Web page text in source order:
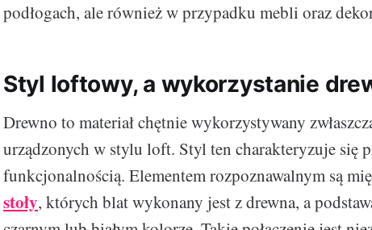
podłogach, ale również w przypadku mebli oraz
Styl loftowy, a wykorzystanie
Drewno to materiał chętnie wykorzystywany
urządzonych w stylu loft. Styl ten charakteryzuje się
funkcjonalnością. Elementem rozpoznawalnym są
stoły, których blat wykonany jest z drewna, a